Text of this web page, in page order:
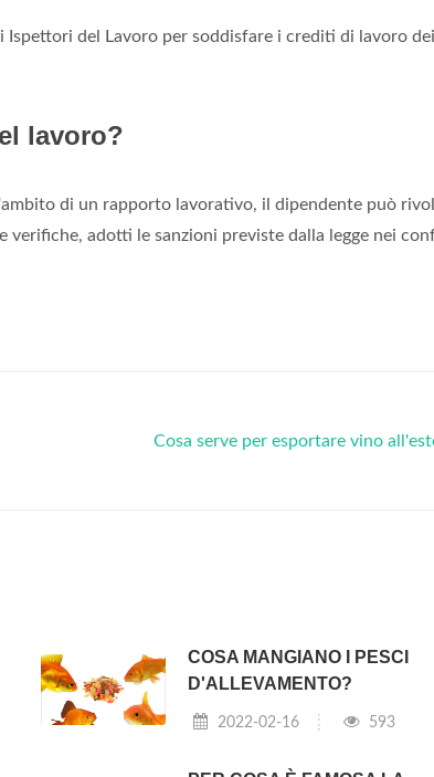
Ispettori del Lavoro per soddisfare i crediti di lavoro dei
lavoro?
di un rapporto lavorativo, il dipendente può
verifiche, adotti le sanzioni previste dalla legge nei
Cosa serve per esportare vino
COSA MANGIANO I PESCI
D'ALLEVAMENTO?
2022-02-16 593